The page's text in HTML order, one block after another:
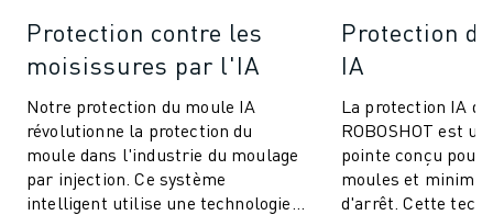
Protection contre les
moisissures par l'IA
Notre protection du moule IA
révolutionne la protection du
moule dans l'industrie du moulage
par injection. Ce système
intelligent utilise une technologie
Protection
IA
La protection IA
ROBOSHOT est
pointe conçu pour
moules et
d'arrêt. Cette